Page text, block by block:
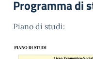
Programma di
Piano di studi: